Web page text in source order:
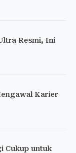
Resmi, Ini
Karier
Cukup untuk